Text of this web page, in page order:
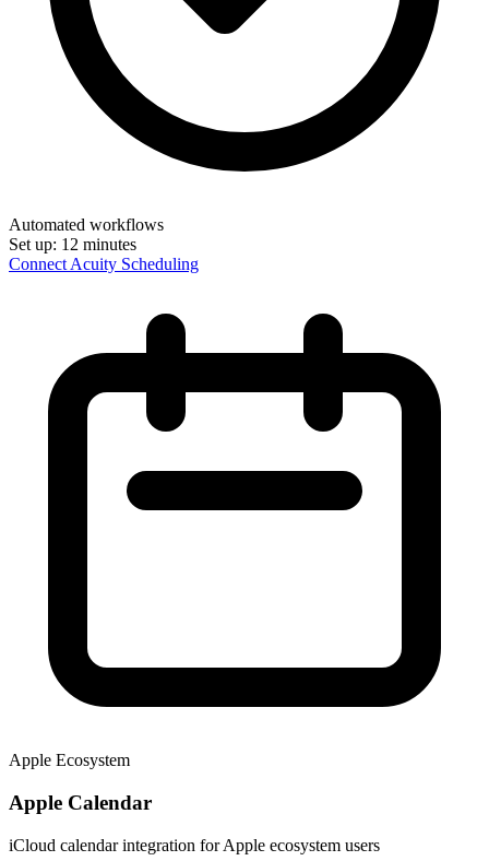
Automated workflows
Set up: 12 minutes
Connect Acuity Scheduling
Apple Ecosystem
Apple Calendar
iCloud calendar integration for Apple ecosystem users